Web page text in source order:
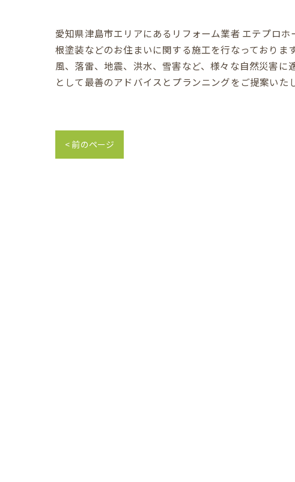
愛知県津島市エリアにあるリフォーム業者 エテプロ
根塗装などのお住まいに関する施工を行なっており
風、落雷、地震、洪水、雪害など、様々な自然災害
として最善のアドバイスとプランニングをご提案いた
< 前のページ